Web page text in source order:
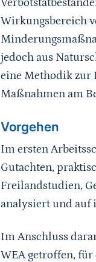
Wirkungsbereich
jedoch aus
eine Methodik zur
Maßnahmen am
Vorgehen
Im ersten
Gutachten,
Freilandstudien,
analysiert und auf
Im Anschluss
WEA getroffen,